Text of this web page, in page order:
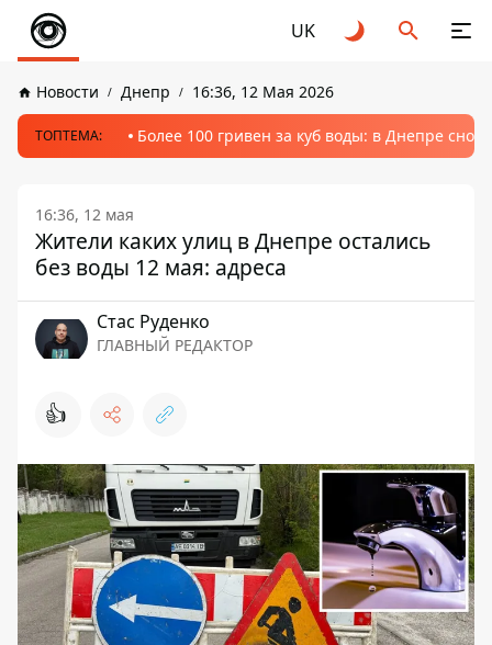
UK
Новости Днепр 16:36, 12 Мая 2026
ТОПТЕМА: Более 100 гривен за куб воды: в Днепре
16:36, 12 мая
Жители каких улиц в Днепре остались
без воды 12 мая: адреса
Стаc Руденко
ГЛАВНЫЙ РЕДАКТОР
👍